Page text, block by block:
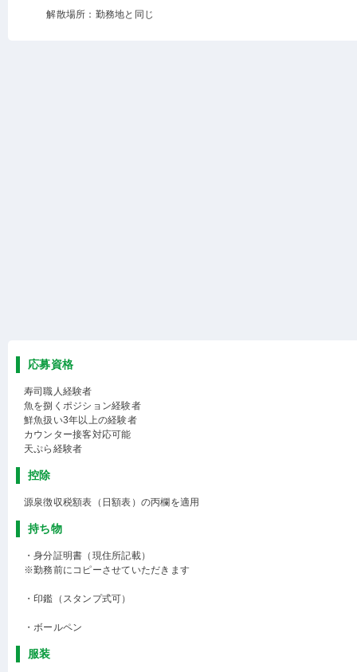
解散場所：勤務地と同じ
応募資格
寿司職人経験者
魚を捌くポジション経験者
鮮魚扱い3年以上の経験者
カウンター接客対応可能
天ぷら経験者
控除
源泉徴収税額表（日額表）の丙欄を適用
持ち物
・身分証明書（現住所記載）
※勤務前にコピーさせていただきます
・印鑑（スタンプ式可）
・ボールペン
服装